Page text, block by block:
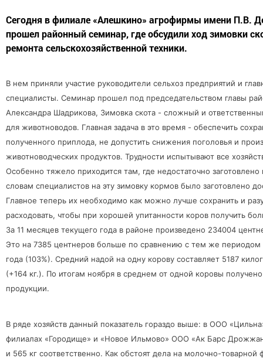
Сегодня в филиале «Алешкино» агрофирмы имени П.В.
прошел районный семинар, где обсудили ход зимовки
ремонта сельскохозяйственной техники.
В нем приняли участие руководители сельхоз предприятий и
специалисты. Семинар прошел под председательством главы
Александра Шадрикова, Зимовка скота - сложный и
для животноводов. Главная задача в это время - обеспечить
полученного приплода, не допустить снижения поголовья и
животноводческих продуктов. Трудности испытывают все
Особенно тяжело приходится там, где недостаточно
словам специалистов на эту зимовку кормов было заготовлено
Главное теперь их необходимо как можно лучше сохранить и
расходовать, чтобы при хорошей упитанности коров получить
За 11 месяцев текущего года в районе произведено 234004
Это на 7385 центнеров больше по сравнению с тем же
года (103%). Средний надой на одну корову составляет 5187
(+164 кг.). По итогам ноября в среднем от одной коровы
продукции.
В ряде хозяйств данный показатель гораздо выше: в ООО
филиалах «Городище» и «Новое Ильмово» ООО «Ак Барс
и 565 кг соответственно. Как обстоят дела на молочно-товарной